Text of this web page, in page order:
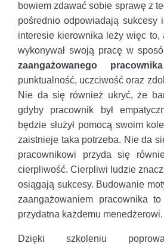
bowiem zdawać sobie sprawę z
pośrednio odpowiadają sukcesy
interesie kierownika leży więc to,
wykonywał swoją pracę w
zaangażowanego pracownika
punktualność, uczciwość oraz
Nie da się również ukryć, że
gdyby pracownik był
będzie służył pomocą swoim
zaistnieje taka potrzeba. Nie da
pracownikowi przyda się
cierpliwość. Cierpliwi ludzie
osiągają sukcesy. Budowanie
zaangażowaniem pracownika
przydatna każdemu menedżerowi.
Dzięki szkoleniu